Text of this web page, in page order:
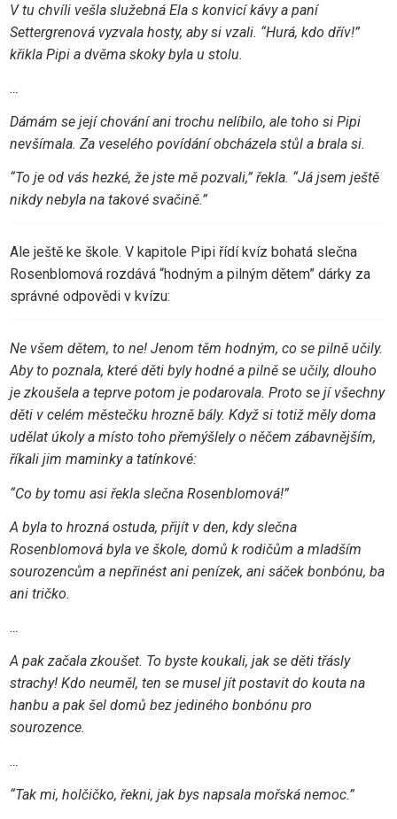
V tu chvíli vešla služebná Ela s konvicí kávy a paní
Settergrenová vyzvala hosty, aby si vzali. “Hurá, kdo dřív!”
křikla Pipi a dvěma skoky byla u stolu.
…
Dámám se její chování ani trochu nelíbilo, ale toho si Pipi
nevšímala. Za veselého povídání obcházela stůl a brala si.
“To je od vás hezké, že jste mě pozvali,” řekla. “Já jsem ještě
nikdy nebyla na takové svačině.”
Ale ještě ke škole. V kapitole Pipi řídí kvíz bohatá slečna
Rosenblomová rozdává “hodným a pilným dětem” dárky za
správné odpovědi v kvízu:
Ne všem dětem, to ne! Jenom těm hodným, co se pilně učily.
Aby to poznala, které děti byly hodné a pilně se učily, dlouho
je zkoušela a teprve potom je podarovala. Proto se jí všechny
děti v celém městečku hrozně bály. Když si totiž měly doma
udělat úkoly a místo toho přemýšlely o něčem zábavnějším,
říkali jim maminky a tatínkové:
“Co by tomu asi řekla slečna Rosenblomová!”
A byla to hrozná ostuda, přijít v den, kdy slečna
Rosenblomová byla ve škole, domů k rodičům a mladším
sourozencům a nepřinést ani penízek, ani sáček bonbónu, ba
ani tričko.
…
A pak začala zkoušet. To byste koukali, jak se děti třásly
strachy! Kdo neuměl, ten se musel jít postavit do kouta na
hanbu a pak šel domů bez jediného bonbónu pro
sourozence.
…
“Tak mi, holčičko, řekni, jak bys napsala mořská nemoc.”